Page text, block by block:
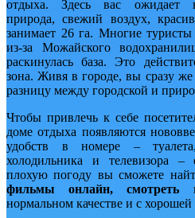
отдыха. Здесь вас ожидает
природа, свежий воздух,
занимает 26 га. Многие
из-за Можайского
раскинулась база. Это
зона. Живя в городе, вы сразу же
разницу между городской и
Чтобы привлечь к себе
доме отдыха появляются
удобств в номере –
холодильника и телевизора
плохую погоду вы сможете
фильмы онлайн, смотреть
нормальном качестве и с хорошей